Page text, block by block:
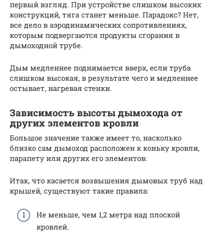
первый взгляд. При устройстве слишком высоких
конструкций, тяга станет меньше. Парадокс? Нет,
все дело в аэродинамических сопротивлениях,
которым подвергаются продукты сгорания в
дымоходной трубе.
Дым медленнее поднимается вверх, если труба
слишком высокая, в результате чего и медленнее
остывает, нагревая стенки.
Зависимость высоты дымохода от
других элементов кровли
Большое значение также имеет то, насколько
близко сам дымоход расположен к коньку кровли,
парапету или других его элементов:
Итак, что касается возвышения дымовых труб над
крышей, существуют такие правила:
Не меньше, чем 1,2 метра над плоской
кровлей.